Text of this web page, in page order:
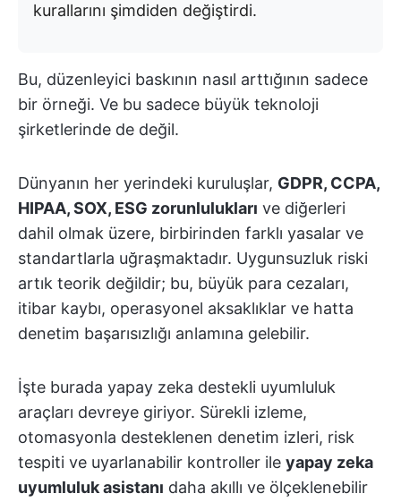
kurallarını şimdiden değiştirdi.
Bu, düzenleyici baskının nasıl arttığının sadece
bir örneği. Ve bu sadece büyük teknoloji
şirketlerinde de değil.
Dünyanın her yerindeki kuruluşlar, GDPR, CCPA,
HIPAA, SOX, ESG zorunlulukları ve diğerleri
dahil olmak üzere, birbirinden farklı yasalar ve
standartlarla uğraşmaktadır. Uygunsuzluk riski
artık teorik değildir; bu, büyük para cezaları,
itibar kaybı, operasyonel aksaklıklar ve hatta
denetim başarısızlığı anlamına gelebilir.
İşte burada yapay zeka destekli uyumluluk
araçları devreye giriyor. Sürekli izleme,
otomasyonla desteklenen denetim izleri, risk
tespiti ve uyarlanabilir kontroller ile yapay zeka
uyumluluk asistanı daha akıllı ve ölçeklenebilir